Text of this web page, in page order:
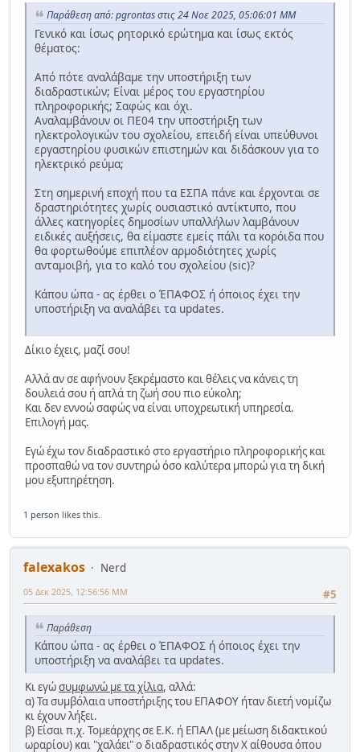
Παράθεση από: pgrontas στις 24 Νοε 2025, 05:06:01 ΜΜ
Γενικό και ίσως ρητορικό ερώτημα και ίσως εκτός
θέματος:
Από πότε αναλάβαμε την υποστήριξη των
διαδραστικών; Είναι μέρος του εργαστηρίου
πληροφορικής; Σαφώς και όχι.
Αναλαμβάνουν οι ΠΕ04 την υποστήριξη των
ηλεκτρολογικών του σχολείου, επειδή είναι υπεύθυνοι
εργαστηρίου φυσικών επιστημών και διδάσκουν για το
ηλεκτρικό ρεύμα;
Στη σημερινή εποχή που τα ΕΣΠΑ πάνε και έρχονται σε
δραστηριότητες χωρίς ουσιαστικό αντίκτυπο, που
άλλες κατηγορίες δημοσίων υπαλλήλων λαμβάνουν
ειδικές αυξήσεις, θα είμαστε εμείς πάλι τα κορόιδα που
θα φορτωθούμε επιπλέον αρμοδιότητες χωρίς
ανταμοιβή, για το καλό του σχολείου (sic)?
Κάπου ώπα - ας έρθει ο ΈΠΑΦΟΣ ή όποιος έχει την
υποστήριξη να αναλάβει τα updates.
Δίκιο έχεις, μαζί σου!
Αλλά αν σε αφήνουν ξεκρέμαστο και θέλεις να κάνεις τη
δουλειά σου ή απλά τη ζωή σου πιο εύκολη;
Και δεν εννοώ σαφώς να είναι υποχρεωτική υπηρεσία.
Επιλογή μας.
Εγώ έχω τον διαδραστικό στο εργαστήριο πληροφορικής και
προσπαθώ να τον συντηρώ όσο καλύτερα μπορώ για τη δική
μου εξυπηρέτηση.
1 person likes this.
falexakos
Nerd
#5
05 Δεκ 2025, 12:56:56 ΜΜ
Παράθεση
Κάπου ώπα - ας έρθει ο ΈΠΑΦΟΣ ή όποιος έχει την
υποστήριξη να αναλάβει τα updates.
Κι εγώσυμφωνώ με τα χίλια, αλλά:
α) Τα συμβόλαια υποστήριξης του ΕΠΑΦΟΥ ήταν διετή νομίζω
κι έχουν λήξει.
β) Είσαι π.χ. Τομεάρχης σε Ε.Κ. ή ΕΠΑΛ (με μείωση διδακτικού
ωραρίου) και "χαλάει" ο διαδραστικός στην Χ αίθουσα όπου